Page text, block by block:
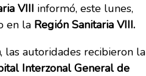
VIII informó, este lunes,
en la Región Sanitaria VIII.
, las autoridades recibieron la
Interzonal General de